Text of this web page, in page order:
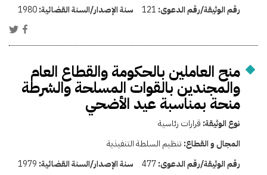
رقم الوثيقة/رقم الدعوى: 121 سنة الإصدار/السنة القضائية:1980
منح العاملين بالحكومة والقطاع العام
والمجندين بالقوات المسلحة والشرطة
منحة بمناسبة عيد الأضحي
نوع الوثيقة: قرارات رئاسية
المجال و القطاع: تنظيم السلطة التنفيذية
رقم الوثيقة/رقم الدعوى:477 سنة الإصدار/السنة القضائية: 1979